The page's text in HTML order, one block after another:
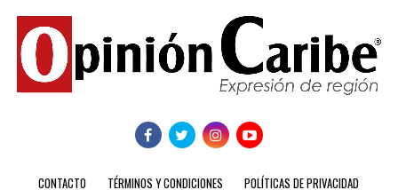
CONTACTO TÉRMINOS Y CONDICIONES POLÍTICAS DE PRIVACIDAD